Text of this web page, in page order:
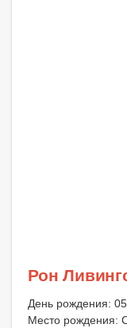
Рон
День рождения:
Место рождения: